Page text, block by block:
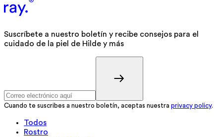
Suscríbete a nuestro boletín y recibe consejos para el
cuidado de la piel de Hilde y más
Cuando te suscribes a nuestro boletín, aceptas nuestra privacy policy.
Todos
Rostro